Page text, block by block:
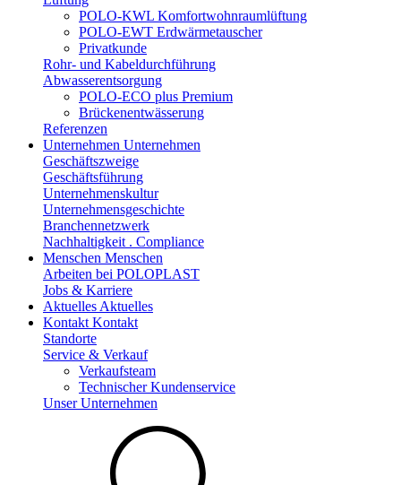
POLO-KWL Komfortwohnraumlüftung
POLO-EWT Erdwärmetauscher
Privatkunde
Rohr- und Kabeldurchführung
Abwasserentsorgung
POLO-ECO plus Premium
Brückenentwässerung
Referenzen
Unternehmen Unternehmen
Geschäftszweige
Geschäftsführung
Unternehmenskultur
Unternehmensgeschichte
Branchennetzwerk
Nachhaltigkeit . Compliance
Menschen Menschen
Arbeiten bei POLOPLAST
Jobs & Karriere
Aktuelles Aktuelles
Kontakt Kontakt
Standorte
Service & Verkauf
Verkaufsteam
Technischer Kundenservice
Unser Unternehmen